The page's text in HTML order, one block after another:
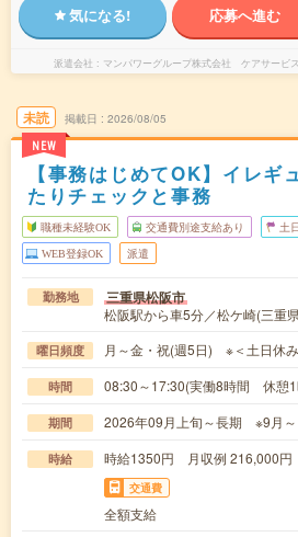
気になる! 応募へ進む
派遣会社 マンパワーグループ株式会社 ケアサービ
未読
NEW
掲載日 2026/08/05
【事務はじめてOK】イレギ
たりチェックと事務
職種未経験OK 交通費別途支給あり 土
WEB登録OK 派遣
勤務地 三重県松阪市
松阪駅から車5分／松ケ崎(三重
曜日頻度 月～金・祝(週5日) ※＜土日休
時間 08:30～17:30(実働8時間 休憩1
期間 2026年09月上旬～長期 ※9月～
時給 時給1350円 月収例 216,000円
交通費
全額支給